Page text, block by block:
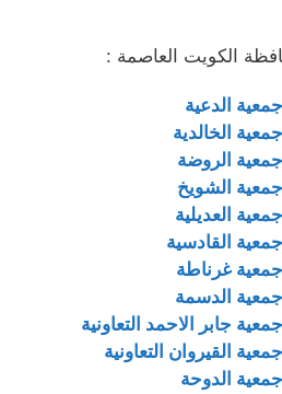
الكويت العاصمة :
الدعية
الخالدية
الروضة
الشويخ
العديلية
القادسية
غرناطة
الدسمة
جابر الاحمد التعاونية
القيروان التعاونية
الدوحة